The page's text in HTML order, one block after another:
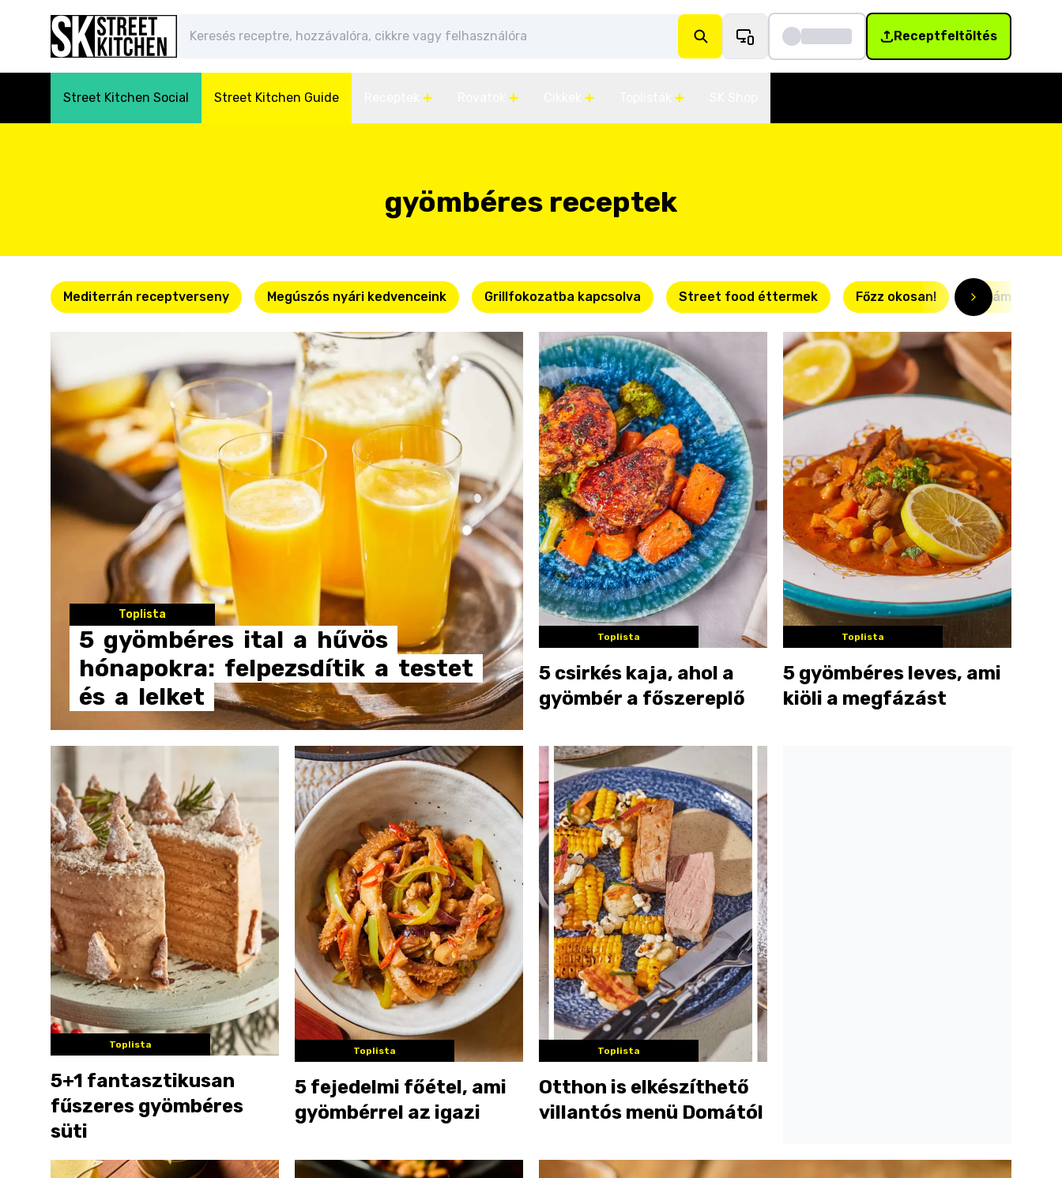
Receptfeltöltés
Street Kitchen Social Street Kitchen Guide
gyömbéres receptek
Mediterrán receptverseny Megúszós nyári kedvenceink Grillfokozatba kapcsolva Street food éttermek Főzz okosan! Villámgyors
Toplista
5 gyömbéres ital a hűvös
hónapokra: felpezsdítik a testet
és a lelket
Toplista
5 csirkés kaja, ahol a
gyömbér a főszereplő
Toplista
5 gyömbéres leves, ami
kiöli a megfázást
Toplista
5+1 fantasztikusan
fűszeres gyömbéres
süti
Toplista
5 fejedelmi főétel, ami
gyömbérrel az igazi
Toplista
Otthon is elkészíthető
villantós menü Domától